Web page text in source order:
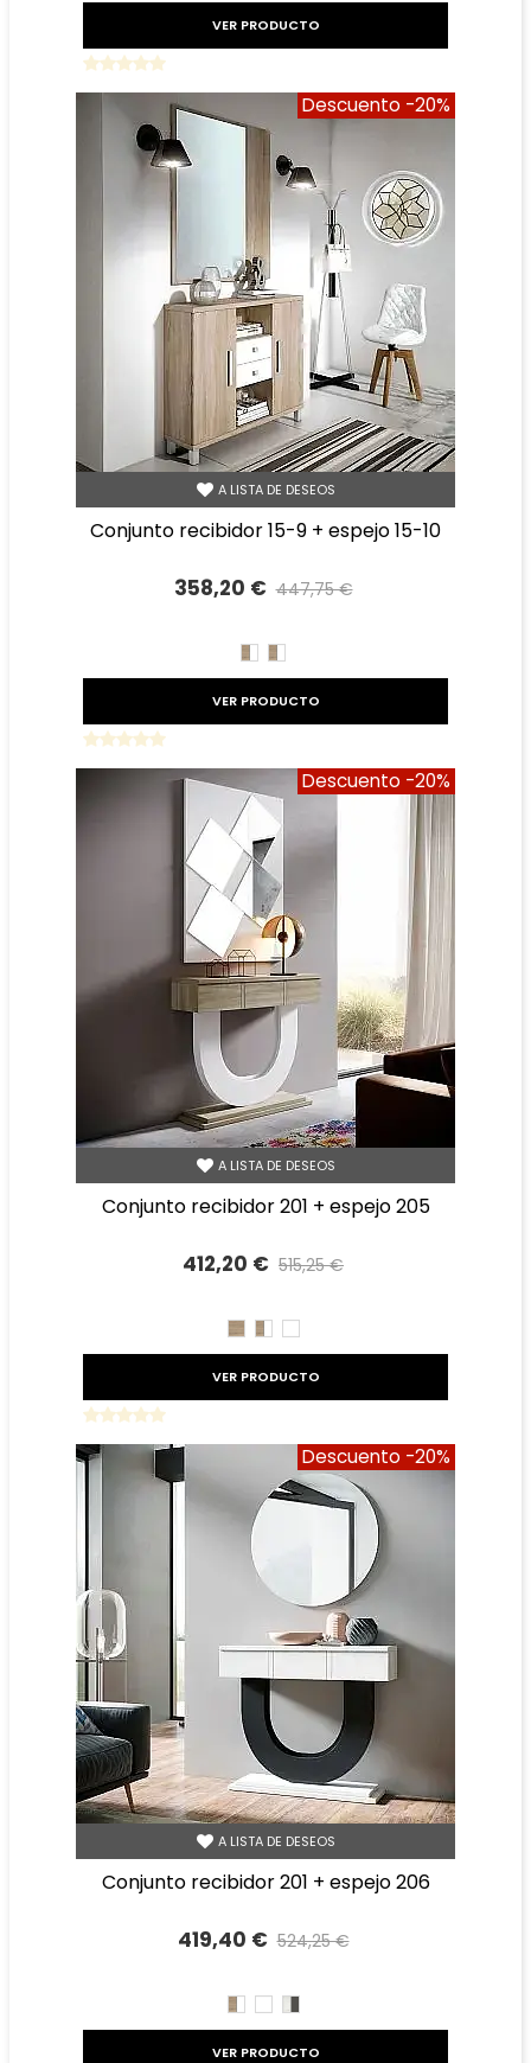
VER PRODUCTO
Descuento -20%
A LISTA DE DESEOS
conjunto recibidor 15-9 + espejo 15-10
358,20 € 447,75 €
CAMBRIAN/BLANCO
BLANCO/CAMBRIAN
VER PRODUCTO
Descuento -20%
A LISTA DE DESEOS
conjunto recibidor 201 + espejo 205
412,20 € 515,25 €
CAMBRIAN
CAMBRIAN/BLANCO
BLANCO
VER PRODUCTO
Descuento -20%
A LISTA DE DESEOS
conjunto recibidor 201 + espejo 206
419,40 € 524,25 €
CAMBRIAN/BLANCO
BLANCO
TIBET
VER PRODUCTO